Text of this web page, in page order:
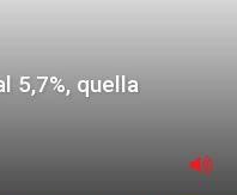
5,7%, quella